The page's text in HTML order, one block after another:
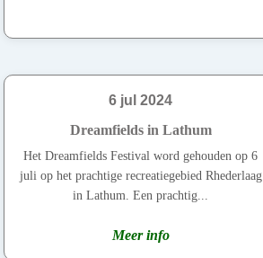
6 jul 2024
Dreamfields in Lathum
Het Dreamfields Festival word gehouden op 6
juli op het prachtige recreatiegebied Rhederlaag
in Lathum. Een prachtig...
Meer info